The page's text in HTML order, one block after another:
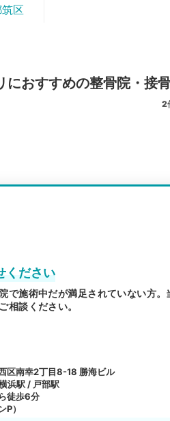
区
おすすめの整骨院・接
2
ください
施術中だが満足されていない方。
相談ください。
区南幸2丁目8-18 勝海ビル
浜駅 / 戸部駅
徒歩6分
）